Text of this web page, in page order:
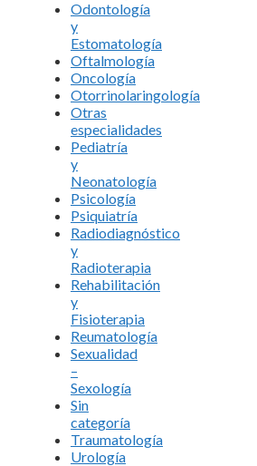
Odontología
y
Estomatología
Oftalmología
Oncología
Otorrinolaringología
Otras
especialidades
Pediatría
y
Neonatología
Psicología
Psiquiatría
Radiodiagnóstico
y
Radioterapia
Rehabilitación
y
Fisioterapia
Reumatología
Sexualidad
–
Sexología
Sin
categoría
Traumatología
Urología